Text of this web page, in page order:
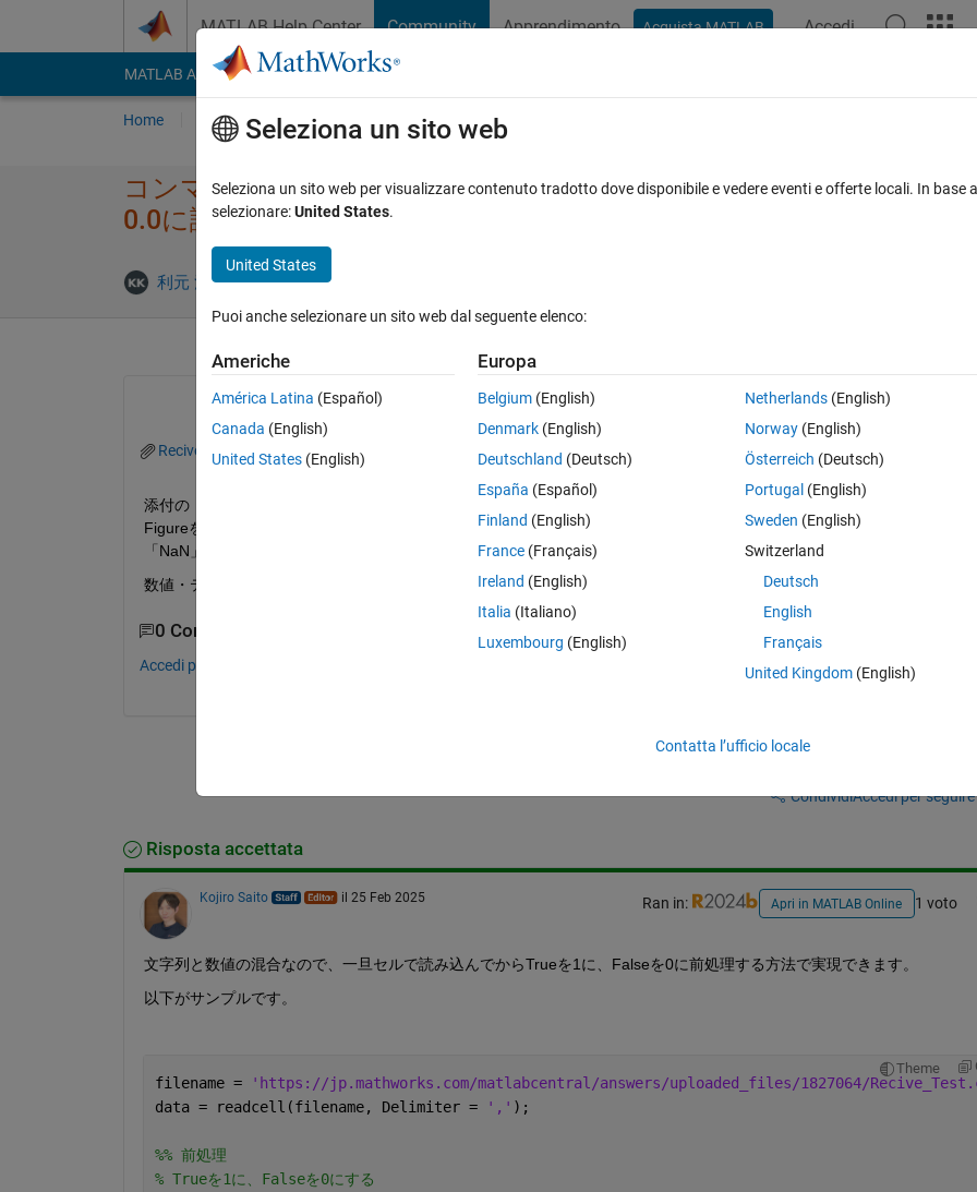
MATLAB Help Center Community Apprendimento Acquista MATLAB Accedi
MATLAB Answers File Exchange Cody
Home Poni una domanda Risposta Naviga
コンマ区切りの数値、​テキスト混在のcsv​ファイルをTrueを​1.0、
0.0に読み替えた上​で読み込みFigur​eを表示したい
利元 河合 24 Feb 2025
Mostra commenti
Recive_Test.csv Recive_Test.m Recive_Test_0.png Recive_Test_1.png
添付の「Recive_Test.csv」は、数値・テキスト混在のファイルですが、「True・False」を「1.0・0.0」として読み込み
Figureを表示したく、「Recive_Test.m」を作成したのですが、Workスペースの内容が「Recive_Test_0.png」の様に
「NaN」となっていて「Recive_Test_1.png」の様に表示できません。
数値・テキスト混在のファイルを「True・False」を「1.0・0.0」として読み込む方法をご教示頂きたい。
0 Commenti
Accedi per commentare.
Accedi per rispondere a questa
CondividiAccedi per
Risposta accettata
Kojiro Saito il 25 Feb 2025 Ran in: Apri in MATLAB Online 1 voto
文字列と数値の混合なので、一旦セルで読み込んでからTrueを1に、Falseを0に前処理する方法で実現できます。
以下がサンプルです。
Theme
filename = 'https://jp.mathworks.com/matlabcentral/answers/uploaded_files/1827064/
data = readcell(filename, Delimiter =
',' );
%% 前処理
% Trueを1に、Falseを0にする
Seleziona un sito web
Seleziona un sito web per visualizzare contenuto tradotto dove disponibile e vedere eventi e offerte locali. In
selezionare:United States.
United States
Puoi anche selezionare un sito web dal seguente elenco:
Americhe
América Latina (Español)
Canada (English)
United States (English)
Europa
Belgium (English)
Denmark (English)
Deutschland (Deutsch)
España (Español)
Finland (English)
France (Français)
Ireland (English)
Italia (Italiano)
Luxembourg (English)
Netherlands(English)
Norway(English)
Österreich (Deutsch)
Portugal (English)
Sweden (English)
Switzerland
Deutsch
English
Français
United Kingdom(English)
Contatta l’ufficio locale